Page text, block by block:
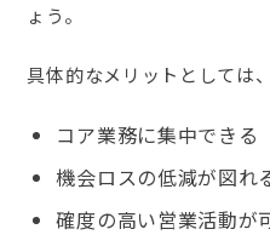
ょう。
具体的なメリットとしては
コア業務に集中できる
機会ロスの低減が図れ
確度の高い営業活動が